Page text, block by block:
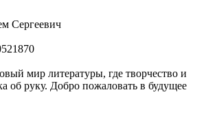
Сергеевич
мир литературы, где творчество и
об руку. Добро пожаловать в будущее